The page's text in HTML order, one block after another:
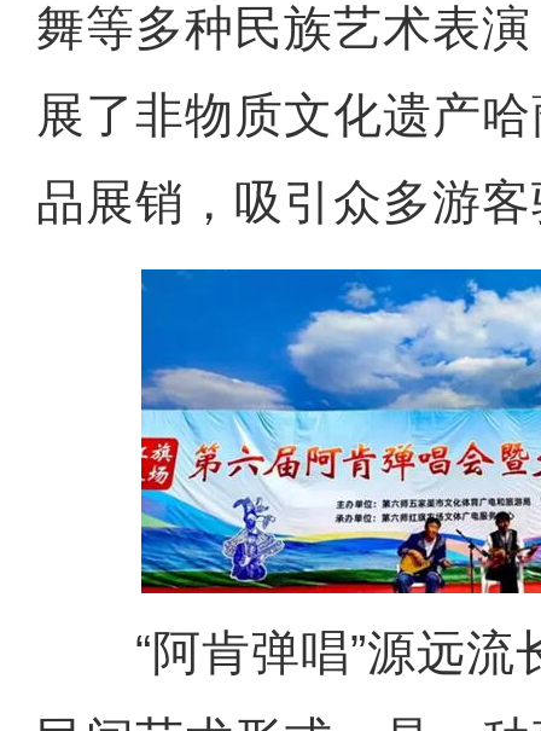
舞等多种民族艺术表
展了非物质文化遗产
品展销，吸引众多游
“阿肯弹唱”源远流